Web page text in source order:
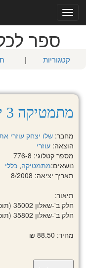
Toggle
navigation
ספר
קטגוריות |
מתמטיקה 3 יח"ל חלק ב&rsquo,
מחבר: שלו יצחקעוזרי
הוצאה: עוזרי
מספר קטלוגי: 776-8
נושאים:מתמטיקה, כללי
תאריך יציאה: 8/2008
תיאור:
חלק ב'-שאלון 35002 (תוכנית צבירתית)
חלק ב'-שאלון 35802 (תוכנית הניסוי)
מחיר: 88.50 ₪